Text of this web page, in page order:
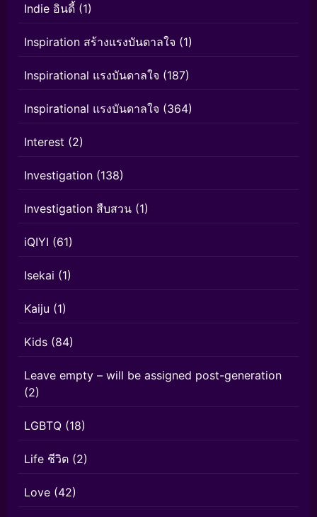
Indie อินดี้ (1)
Inspiration สร้างแรงบันดาลใจ (1)
Inspirational แรงบันดาลใจ (187)
Inspirational แรงบันดาลใจ (364)
Interest (2)
Investigation (138)
Investigation สืบสวน (1)
iQIYI (61)
Isekai (1)
Kaiju (1)
Kids (84)
Leave empty – will be assigned post-generation
(2)
LGBTQ (18)
Life ชีวิต (2)
Love (42)